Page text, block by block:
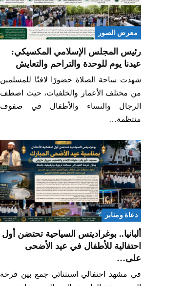
معرض الصور
رئيس المجلس الإسلامي المكسيكي:
عيدنا يوم للوحدة والتراحم والتعايش
شهدت ساحة الصلاة حضورًا لافتًا للمسلمين
من مختلف الأعمار والخلفيات، حيث اصطف
الرجال والنساء والأطفال في صفوف
منتظمة…
دعاة ومنابر
ألبانيا.. بوغراديتس السياحية تحتضن أول
احتفالية للأطفال في عيد الأضحى
على…
في مشهد احتفالي استثنائي جمع بين فرحة